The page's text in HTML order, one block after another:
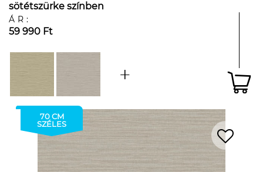
sötétszürke színben
ÁR:
59 990 Ft
70 CM
SZÉLES